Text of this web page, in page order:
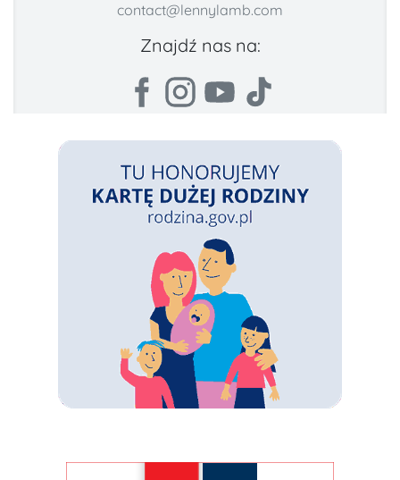
contact@lennylamb.com
Znajdź nas na: